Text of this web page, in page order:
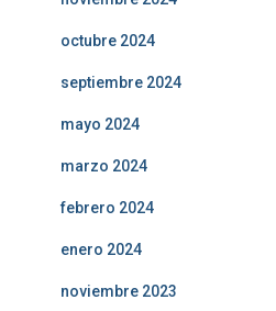
octubre 2024
septiembre 2024
mayo 2024
marzo 2024
febrero 2024
enero 2024
noviembre 2023